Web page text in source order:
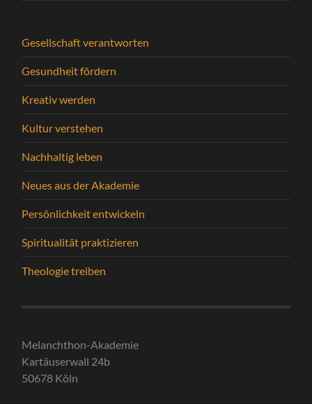
Gesellschaft verantworten
Gesundheit fördern
Kreativ werden
Kultur verstehen
Nachhaltig leben
Neues aus der Akademie
Persönlichkeit entwickeln
Spiritualität praktizieren
Theologie treiben
Melanchthon-Akademie
Kartäuserwall 24b
50678 Köln